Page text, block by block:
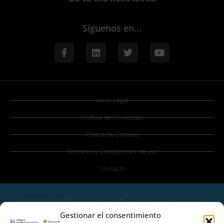
Gestionar el consentimiento
Síguenos en...
Aviso Legal
Política de Privacidad
Políica de Cookies
Términos y Condiciones de uso
Contacto
© 2023 INTEGRA Technology School. Todos los derechos reservados
informacion@integratecnologia.es910 607 564